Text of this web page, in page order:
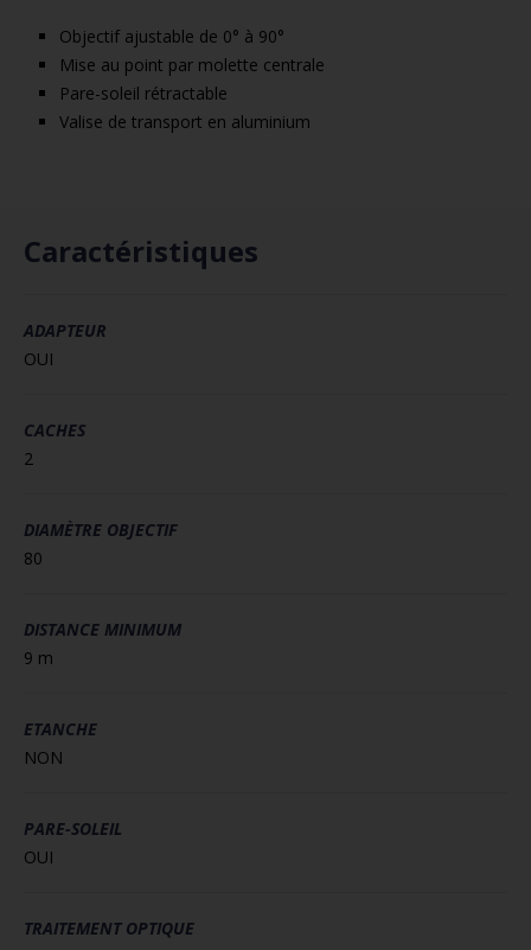
Objectif ajustable de 0° à 90°
Mise au point par molette centrale
Pare-soleil rétractable
Valise de transport en aluminium
Caractéristiques
ADAPTEUR
OUI
CACHES
2
DIAMÈTRE OBJECTIF
80
DISTANCE MINIMUM
9 m
ETANCHE
NON
PARE-SOLEIL
OUI
TRAITEMENT OPTIQUE